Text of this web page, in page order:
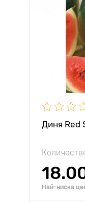
Диня Red
Най-ниска